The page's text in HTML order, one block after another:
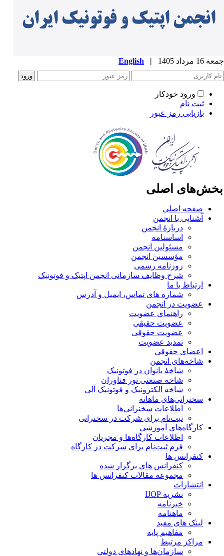
مرداد 1405 |
English
ورود خودکار
ثبت نام
بازیابی رمز عبور
اصلی
صفحه اصلی
آشنایی با انجمن
دربارۀ انجمن
اساسنامه
مسئولین انجمن
مؤسسین انجمن
روزنامه رسمی
شرح وظایف سازمانی انجمن اپتیک و فوتونیک
ارتباط با ما
شماره های تماس، ایمیل و آدرس
عضویت در انجمن
راهنمای عضویت
عضویت حقیقی
عضویت حقوقی
تمدید عضویت
اعضای حقوقی
شاخه‌های انجمن
شاخۀ بانوان در فوتونیک
شاخه صنعتی نور فناوران
شاخه‌ الکترونیک و فوتونیک آلی
سخنرانی‌های ماهانه
اطلاعات سخنرانی‌‌ها
ثبت‌نام برای شرکت در سخنرانی
کارگاه‌های آموزشی
اطلاعات کارگاه‌ها و مجریان
فرم ثبت‌نام برای شرکت در کارگاه
کنفرانس ها
کنفرانس های برگزار شده
مجموعه مقالات کنفرانس ها
انتشارات
نشریه IJOP
خبرنامه
ماهنامه
لینک های مفید
مفاهیم پایه
مراکز مرتبط
سازمان‌ها و نهادهای دولتی